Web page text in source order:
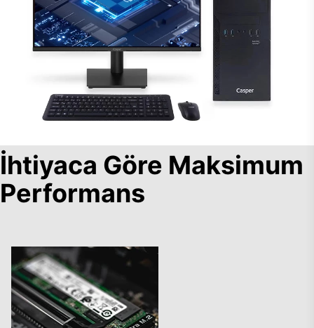
İhtiyaca Göre Maksimum
Performans